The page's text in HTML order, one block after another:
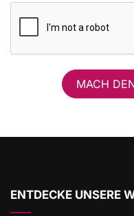
MACH
ENTDECKE UNSERE